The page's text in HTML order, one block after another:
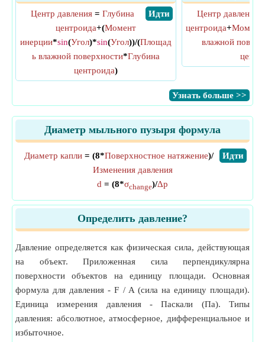
​ Идти
Центр давления= Глубина
центроида+(Момент
инерции*sin(Угол)*sin(Угол))/(Площад
ь влажной поверхности*Глубина
центроида)
Центр давления
центроида+Момент
влажной
​Узнать больше >>
Диаметр мыльного пузыря формула
​Идти
Диаметр капли = (8*Поверхностное натяжение)/
Изменения давления
d = (8*σchange)/Δp
Определить давление?
Давление определяется как физическая сила, действующая
на объект. Приложенная сила перпендикулярна
поверхности объектов на единицу площади. Основная
формула для давления - F / A (сила на единицу площади).
Единица измерения давления - Паскали (Па). Типы
давления: абсолютное, атмосферное, дифференциальное и
избыточное.